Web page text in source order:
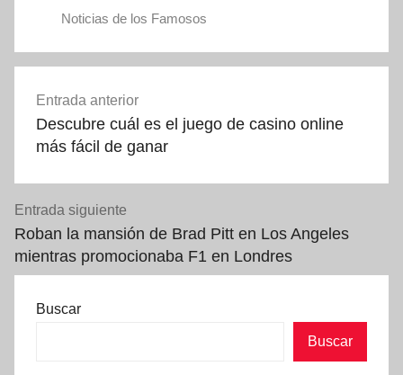
Noticias de los Famosos
de
entradas
Entrada anterior
Descubre cuál es el juego de casino online
más fácil de ganar
Entrada siguiente
Roban la mansión de Brad Pitt en Los Angeles
mientras promocionaba F1 en Londres
Buscar
Buscar